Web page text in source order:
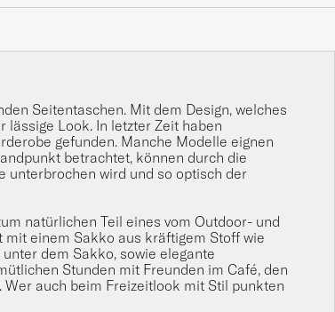
Seitentaschen. Mit dem Design, welches
lässige Look. In letzter Zeit haben
gefunden. Manche Modelle eignen
betrachtet, können durch die
unterbrochen wird und so optisch der
natürlichen Teil eines vom Outdoor- und
mit einem Sakko aus kräftigem Stoff wie
dem Sakko, sowie elegante
Stunden mit Freunden im Café, den
auch beim Freizeitlook mit Stil punkten